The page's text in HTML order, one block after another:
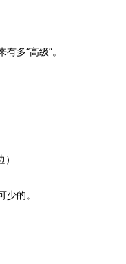
多“高级”。
的。